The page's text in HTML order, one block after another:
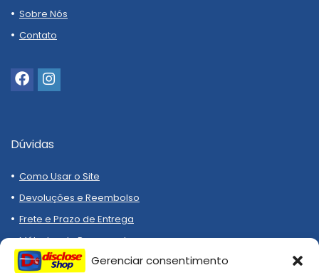
Gerenciar consentimento
Sobre Nós
Contato
Dúvidas
Como Usar o Site
Devoluções e Reembolso
Frete e Prazo de Entrega
Métodos de Pagamento